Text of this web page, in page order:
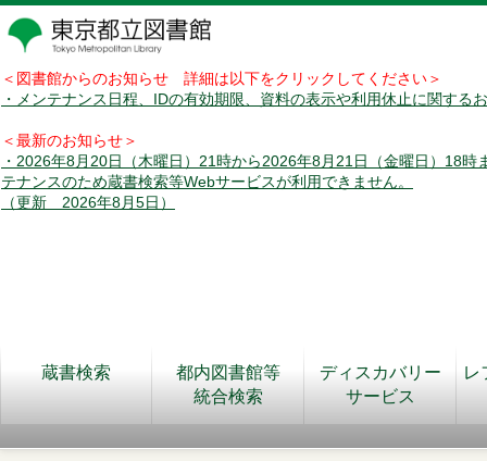
＜図書館からのお知らせ 詳細は以下をクリックしてください＞
・メンテナンス日程、IDの有効期限、資料の表示や利用休止に関する
＜最新のお知らせ＞
・2026年8月20日（木曜日）21時から2026年8月21日（金曜日）18時
テナンスのため蔵書検索等Webサービスが利用できません。
（更新 2026年8月5日）
蔵書検索
都内図書館等
統合検索
ディスカバリー
サービス
レ